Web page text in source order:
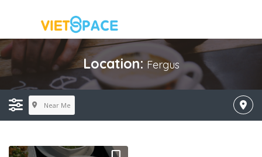
Location:Fergus
Near Me